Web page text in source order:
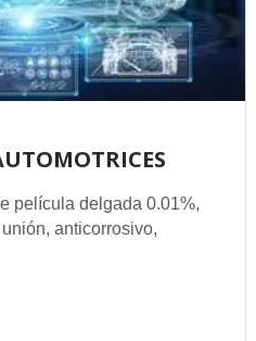
película delgada 0.01%,
anticorrosivo,